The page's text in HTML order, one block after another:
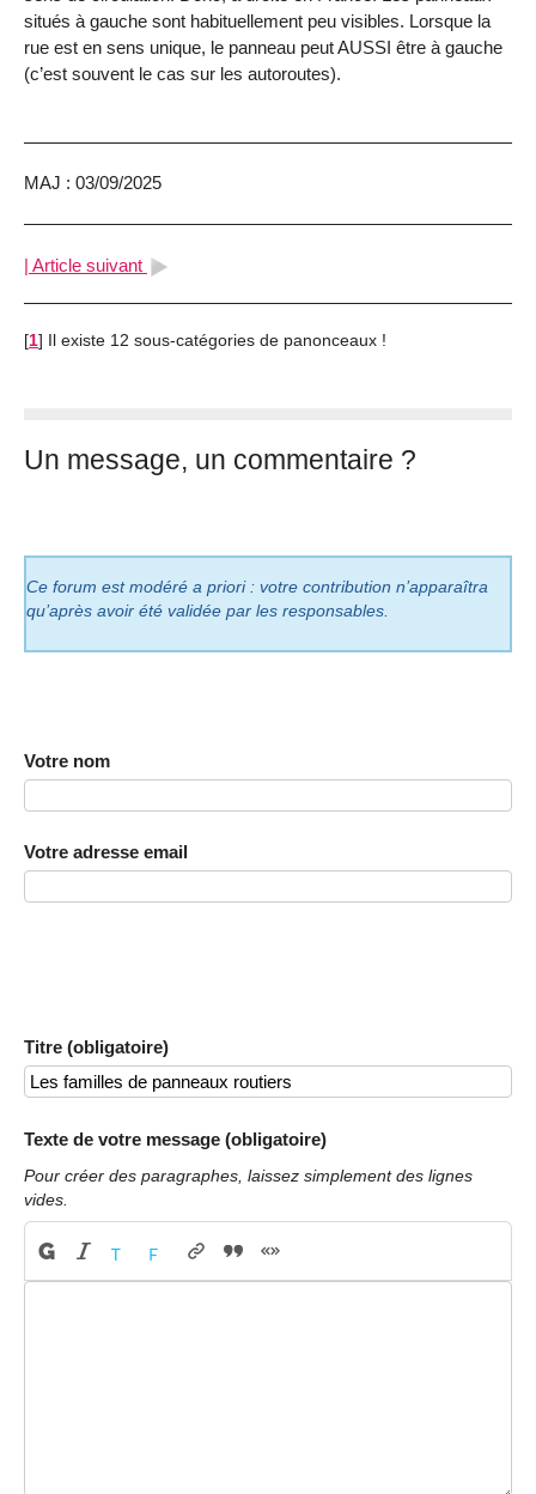
situés à gauche sont habituellement peu visibles. Lorsque la
rue est en sens unique, le panneau peut AUSSI être à gauche
(c’est souvent le cas sur les autoroutes).
MAJ : 03/09/2025
| Article suivant
[1] Il existe 12 sous-catégories de panonceaux !
Un message, un commentaire ?
Ce forum est modéré a priori : votre contribution n’apparaîtra
qu’après avoir été validée par les responsables.
Votre nom
Votre adresse email
Titre (obligatoire)
Texte de votre message (obligatoire)
Pour créer des paragraphes, laissez simplement des lignes
vides.